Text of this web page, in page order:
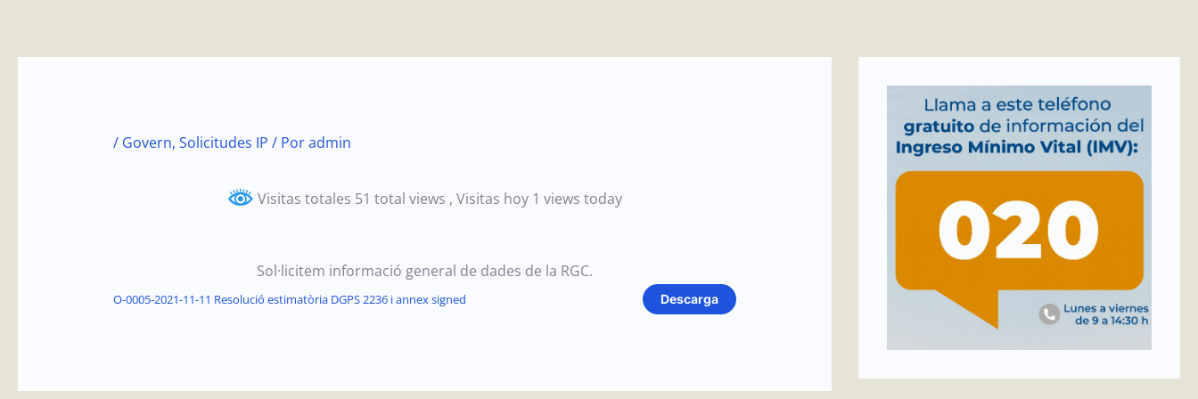
contenido
/ Govern, Solicitudes IP / Poradmin
Visitas totales 51 total views , Visitas hoy 1 views today
Sol·licitem informació general de dades de la RGC.
O-0005-2021-11-11 Resolució estimatòria DGPS 2236 i annex signed Descarga